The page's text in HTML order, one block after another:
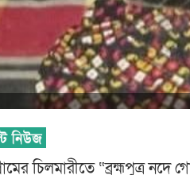
চিলমারীতে “ব্রহ্মপুত্র